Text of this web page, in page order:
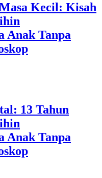
Kecil: Kisah
Anak Tanpa
13 Tahun
Anak Tanpa